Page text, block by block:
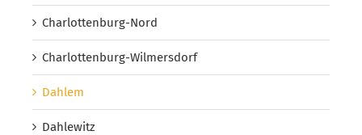
Charlottenburg-Nord
Charlottenburg-Wilmersdorf
Dahlem
Dahlewitz